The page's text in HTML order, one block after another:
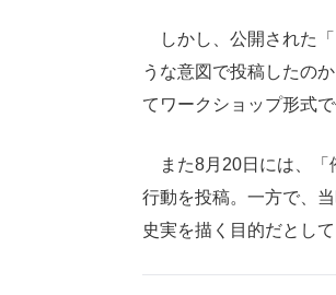
しかし、公開された「
うな意図で投稿したの
てワークショップ形式
また8月20日には、「
行動を投稿。一方で、
史実を描く目的だとし